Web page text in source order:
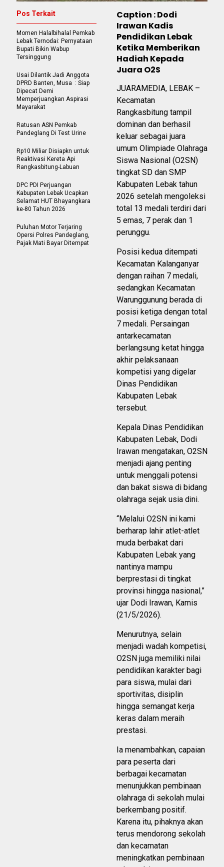
Caption : Dodi
Irawan Kadis
Pendidikan Lebak
Ketika Memberikan
Hadiah Kepada
Juara O2S
JUARAMEDIA, LEBAK –
Kecamatan
Rangkasbitung tampil
dominan dan berhasil
keluar sebagai juara
umum Olimpiade Olahraga
Siswa Nasional (O2SN)
tingkat SD dan SMP
Kabupaten Lebak tahun
2026 setelah mengoleksi
total 13 medali terdiri dari
5 emas, 7 perak dan 1
perunggu.
Posisi kedua ditempati
Kecamatan Kalanganyar
dengan raihan 7 medali,
sedangkan Kecamatan
Warunggunung berada di
posisi ketiga dengan total
7 medali. Persaingan
antarkecamatan
berlangsung ketat hingga
akhir pelaksanaan
kompetisi yang digelar
Dinas Pendidikan
Kabupaten Lebak
tersebut.
Kepala Dinas Pendidikan
Kabupaten Lebak, Dodi
Irawan mengatakan, O2SN
menjadi ajang penting
untuk menggali potensi
dan bakat siswa di bidang
olahraga sejak usia dini.
“Melalui O2SN ini kami
berharap lahir atlet-atlet
muda berbakat dari
Kabupaten Lebak yang
nantinya mampu
berprestasi di tingkat
provinsi hingga nasional,”
ujar Dodi Irawan, Kamis
(21/5/2026).
Menurutnya, selain
menjadi wadah kompetisi,
O2SN juga memiliki nilai
pendidikan karakter bagi
para siswa, mulai dari
sportivitas, disiplin
hingga semangat kerja
keras dalam meraih
prestasi.
Ia menambahkan, capaian
para peserta dari
berbagai kecamatan
menunjukkan pembinaan
olahraga di sekolah mulai
berkembang positif.
Karena itu, pihaknya akan
terus mendorong sekolah
dan kecamatan
meningkatkan pembinaan
Pos Terkait
Momen Halalbihalal Pemkab
Lebak Ternodai: Pernyataan
Bupati Bikin Wabup
Tersinggung
Usai Dilantik Jadi Anggota
DPRD Banten, Musa : Siap
Dipecat Demi
Memperjuangkan Aspirasi
Mayarakat
Ratusan ASN Pemkab
Pandeglang Di Test Urine
Rp10 Miliar Disiapkn untuk
Reaktivasi Kereta Api
Rangkasbitung-Labuan
DPC PDI Perjuangan
Kabupaten Lebak Ucapkan
Selamat HUT Bhayangkara
ke-80 Tahun 2026
Puluhan Motor Terjaring
Opersi Polres Pandeglang,
Pajak Mati Bayar Ditempat